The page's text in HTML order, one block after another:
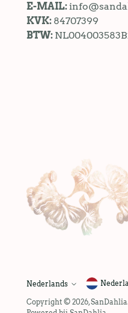
E-MAIL:
KVK: 84707399
BTW:
taal
Nederlands
Copyright © 2026,SanDahlia